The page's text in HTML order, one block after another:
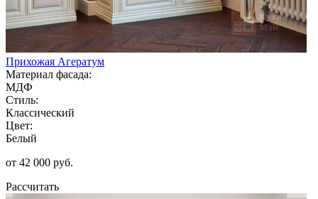
Прихожая Агератум
Материал фасада:
МДФ
Стиль:
Классический
Цвет:
Белый
от 42 000 руб.
Рассчитать